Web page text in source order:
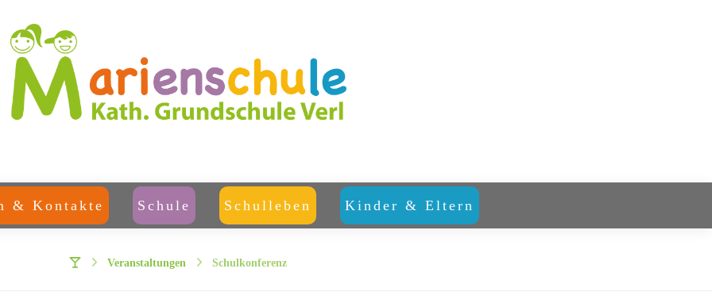
& Kontakte Schule Schulleben Kinder & Eltern
Veranstaltungen Schulkonferenz